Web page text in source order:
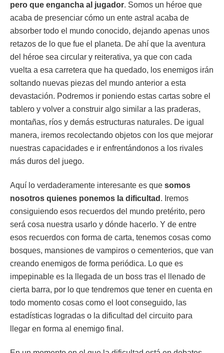
pero que engancha al jugador. Somos un héroe que
acaba de presenciar cómo un ente astral acaba de
absorber todo el mundo conocido, dejando apenas unos
retazos de lo que fue el planeta. De ahí que la aventura
del héroe sea circular y reiterativa, ya que con cada
vuelta a esa carretera que ha quedado, los enemigos irán
soltando nuevas piezas del mundo anterior a esta
devastación. Podremos ir poniendo estas cartas sobre el
tablero y volver a construir algo similar a las praderas,
montañas, ríos y demás estructuras naturales. De igual
manera, iremos recolectando objetos con los que mejorar
nuestras capacidades e ir enfrentándonos a los rivales
más duros del juego.
Aquí lo verdaderamente interesante es que somos
nosotros quienes ponemos la dificultad . Iremos
consiguiendo esos recuerdos del mundo pretérito, pero
será cosa nuestra usarlo y dónde hacerlo. Y de entre
esos recuerdos con forma de carta, tenemos cosas como
bosques, mansiones de vampiros o cementerios, que van
creando enemigos de forma periódica. Lo que es
impepinable es la llegada de un boss tras el llenado de
cierta barra, por lo que tendremos que tener en cuenta en
todo momento cosas como el loot conseguido, las
estadísticas logradas o la dificultad del circuito para
llegar en forma al enemigo final.